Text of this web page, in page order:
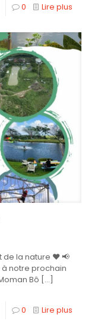
0 Lire plus
de la nature ❤️ 📢
à notre prochain
Bô […]
0 Lire plus